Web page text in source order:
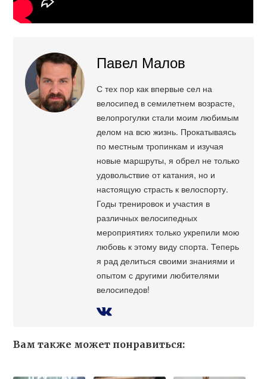
Павел Малов
С тех пор как впервые сел на
велосипед в семилетнем возрасте,
велопрогулки стали моим любимым
делом на всю жизнь. Прокатываясь
по местным тропинкам и изучая
новые маршруты, я обрел не только
удовольствие от катания, но и
настоящую страсть к велоспорту.
Годы тренировок и участия в
различных велосипедных
мероприятиях только укрепили мою
любовь к этому виду спорта. Теперь
я рад делиться своими знаниями и
опытом с другими любителями
велосипедов!
Вам также может понравиться: